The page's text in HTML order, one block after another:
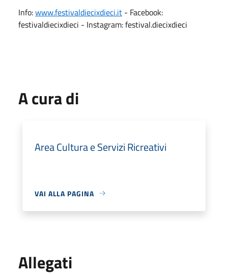
Info:www.festivaldiecixdieci.it - Facebook:
festivaldiecixdieci - Instagram: festival.diecixdieci
A cura di
Area Cultura e Servizi Ricreativi
VAI ALLA PAGINA
Allegati